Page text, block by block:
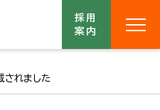
採用
案内
れました